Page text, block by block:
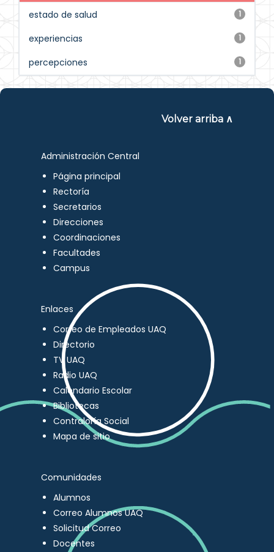
1
estado de salud
1
experiencias
1
percepciones
Volver arriba ∧
Administración Central
Página principal
Rectoría
Secretarios
Direcciones
Coordinaciones
Facultades
Campus
Enlaces
Correo de Empleados UAQ
Directorio
TV UAQ
Radio UAQ
Calendario Escolar
Bibliotecas
Contraloría Social
Mapa de sitio
Comunidades
Alumnos
Correo Alumnos UAQ
Solicitud Correo
Docentes